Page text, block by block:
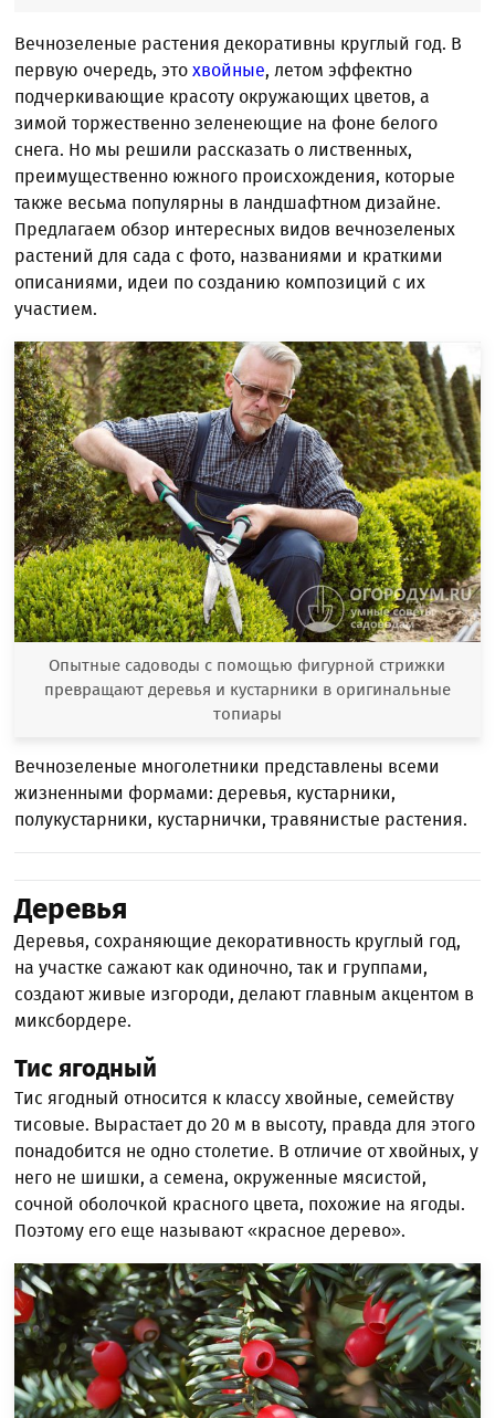
Вечнозеленые растения декоративны круглый год. В
первую очередь, этохвойные, летом эффектно
подчеркивающие красоту окружающих цветов, а
зимой торжественно зеленеющие на фоне белого
снега. Но мы решили рассказать о лиственных,
преимущественно южного происхождения, которые
также весьма популярны в ландшафтном дизайне.
Предлагаем обзор интересных видов вечнозеленых
растений для сада с фото, названиями и краткими
описаниями, идеи по созданию композиций с их
участием.
Опытные садоводы с помощью фигурной стрижки
превращают деревья и кустарники в оригинальные
топиары
Вечнозеленые многолетники представлены всеми
жизненными формами: деревья, кустарники,
полукустарники, кустарнички, травянистые растения.
Деревья
Деревья, сохраняющие декоративность круглый год,
на участке сажают как одиночно, так и группами,
создают живые изгороди, делают главным акцентом в
миксбордере.
Тис ягодный
Тис ягодный относится к классу хвойные, семейству
тисовые. Вырастает до 20 м в высоту, правда для этого
понадобится не одно столетие. В отличие от хвойных, у
него не шишки, а семена, окруженные мясистой,
сочной оболочкой красного цвета, похожие на ягоды.
Поэтому его еще называют «красное дерево».